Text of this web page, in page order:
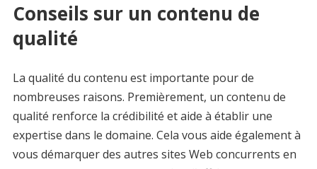
Conseils sur un contenu de
qualité
La qualité du contenu est importante pour de
nombreuses raisons. Premièrement, un contenu de
qualité renforce la crédibilité et aide à établir une
expertise dans le domaine. Cela vous aide également à
vous démarquer des autres sites Web concurrents en